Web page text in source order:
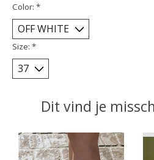
Color: *
Size: *
Dit vind je
Items van productcarrousel